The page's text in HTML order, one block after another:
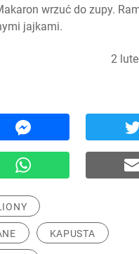
wrzuć do zupy.
jajkami.
2
KAPUSTA